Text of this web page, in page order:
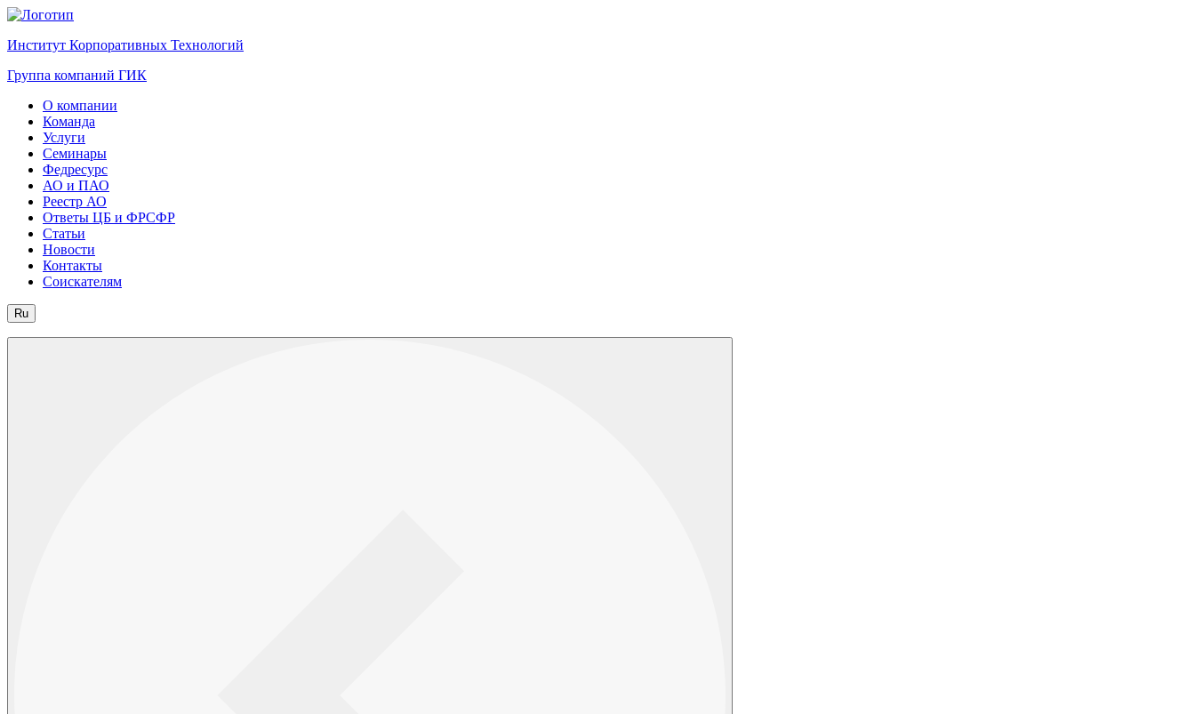
Институт Корпоративных Технологий
Группа компаний ГИК
О компании
Команда
Услуги
Семинары
Федресурс
АО и ПАО
Реестр АО
Ответы ЦБ и ФРСФР
Статьи
Новости
Контакты
Соискателям
Ru